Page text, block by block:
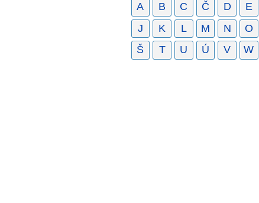
A B C Č D E
J
K L M N O
Š
T U Ú V W